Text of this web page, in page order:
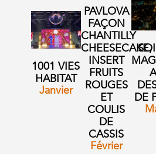
1001 VIES
HABITAT
Janvier
PAVLOVA
FAÇON
CHANTILLY
CHEESECAKE,
INSERT
FRUITS
ROUGES
ET
COULIS
DE
CASSIS
Février
DE